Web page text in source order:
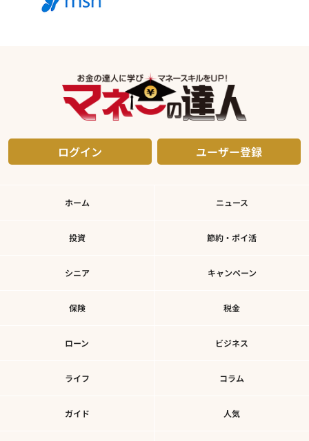
ログイン ユーザー登録
ホーム ニュース
投資 節約・ポイ活
シニア キャンペーン
保険 税金
ローン ビジネス
ライフ コラム
ガイド 人気